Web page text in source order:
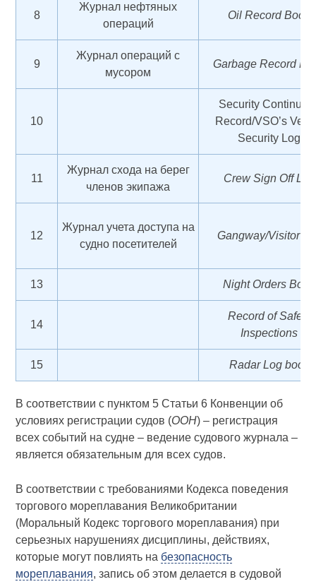
8
Журнал нефтяных
операций
Oil Record Book
9
Журнал операций с
мусором
Garbage Record
10
Security
Record/VSO’s
Security Log
11
Журнал схода на берег
членов экипажа
Crew Sign Off Log
12
Журнал учета доступа на
судно посетителей
Gangway/Visitor
13 Night Orders Book
14
Record of Safety
Inspections
15 Radar Log book
В соответствии с пунктом 5 Статьи 6 Конвенции об
условиях регистрации судов (ООН) – регистрация
всех событий на судне – ведение судового журнала –
является обязательным для всех судов.
В соответствии с требованиями Кодекса поведения
торгового мореплавания Великобритании
(Моральный Кодекс торгового мореплавания) при
серьезных нарушениях дисциплины, действиях,
которые могут повлиять на безопасность
мореплавания, запись об этом делается в судовой